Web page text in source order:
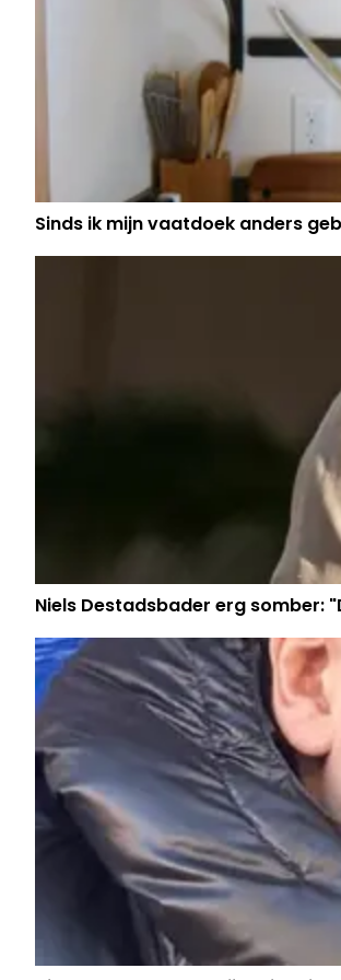
Sinds ik mijn vaatdoek anders
Niels Destadsbader erg somber: